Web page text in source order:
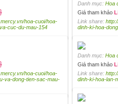
hoa-cuoi/hoa-
cuc-du-mau-154
Danh mục: Hoa
Giá tham khảo
Link share:
dinh-ki-hoa-
hoa-cuoi/hoa-
va-dong-tien-sac-mau-
Danh mục: Hoa
Giá tham khảo
Link share:
dinh-ki-hoa-lan-